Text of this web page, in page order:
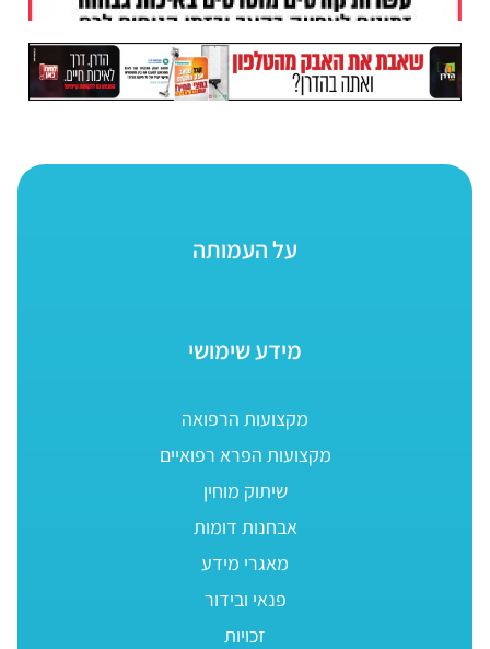
על העמותה
מידע שימושי
מקצועות הרפואה
מקצועות הפרא רפואיים
שיתוק מוחין
אבחנות דומות
מאגרי מידע
פנאי ובידור
זכויות